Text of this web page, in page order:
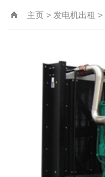
主页 > 发电机出租 >